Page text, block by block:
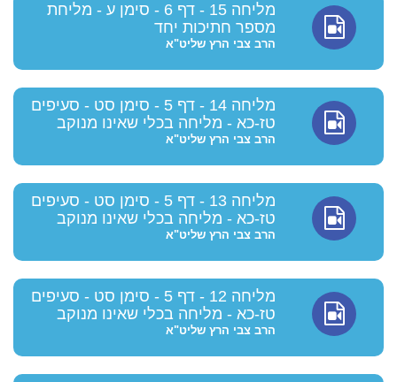
מליחה 15 - דף 6 - סימן ע - מליחת
מספר חתיכות יחד
הרב צבי הרץ שליט"א
מליחה 14 - דף 5 - סימן סט - סעיפים
טז-כא - מליחה בכלי שאינו מנוקב
הרב צבי הרץ שליט"א
מליחה 13 - דף 5 - סימן סט - סעיפים
טז-כא - מליחה בכלי שאינו מנוקב
הרב צבי הרץ שליט"א
מליחה 12 - דף 5 - סימן סט - סעיפים
טז-כא - מליחה בכלי שאינו מנוקב
הרב צבי הרץ שליט"א